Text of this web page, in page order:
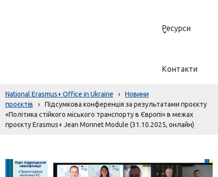
Ресурси
Контакти
National Erasmus+ Office in Ukraine ›
Новини
проєктів
›
Підсумкова конференція за результатами проєкту
«Політика стійкого міського транспорту в Європі» в межах
проєкту Erasmus+ Jean Monnet Module (31.10.2025, онлайн)